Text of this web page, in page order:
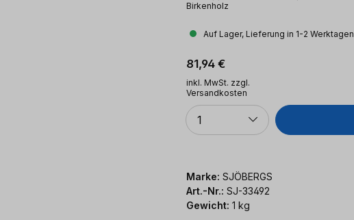
Birkenholz
Auf Lager, Lieferung in 1-2 Werktagen
Regulärer Preis:
81,94 €
inkl. MwSt. zzgl.
Versandkosten
Anzahl
1
Marke: SJÖBERGS
Art.-Nr.: SJ-33492
Gewicht: 1 kg